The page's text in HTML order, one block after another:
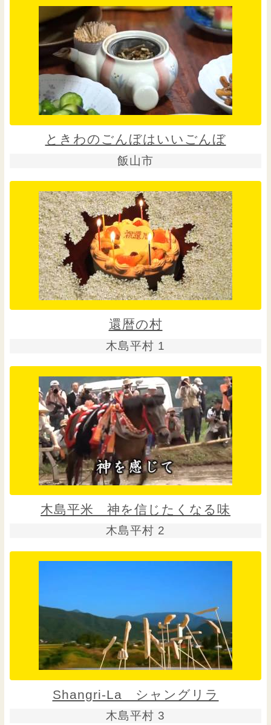
ときわのごんぼはいいごんぼ
飯山市
還暦の村
木島平村 1
木島平米 神を信じたくなる味
木島平村 2
Shangri-La シャングリラ
木島平村 3